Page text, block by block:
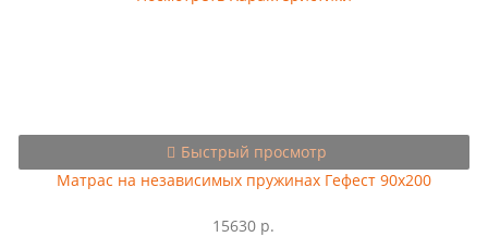
Быстрый просмотр
Матрас на независимых пружинах Гефест 90x200
15630 р.